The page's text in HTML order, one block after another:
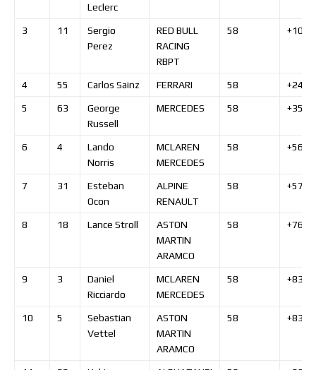
Leclerc
3 11
Sergio
Perez
RED BULL
RACING
RBPT
58
4 55 Carlos Sainz FERRARI 58
5 63
George
Russell
MERCEDES 58
6 4
Lando
Norris
MCLAREN
MERCEDES
58
7 31
Esteban
Ocon
ALPINE
RENAULT
58
8 18 Lance Stroll
ASTON
MARTIN
ARAMCO
58
9 3
Daniel
Ricciardo
MCLAREN
MERCEDES
58
10 5
Sebastian
Vettel
ASTON
MARTIN
ARAMCO
58